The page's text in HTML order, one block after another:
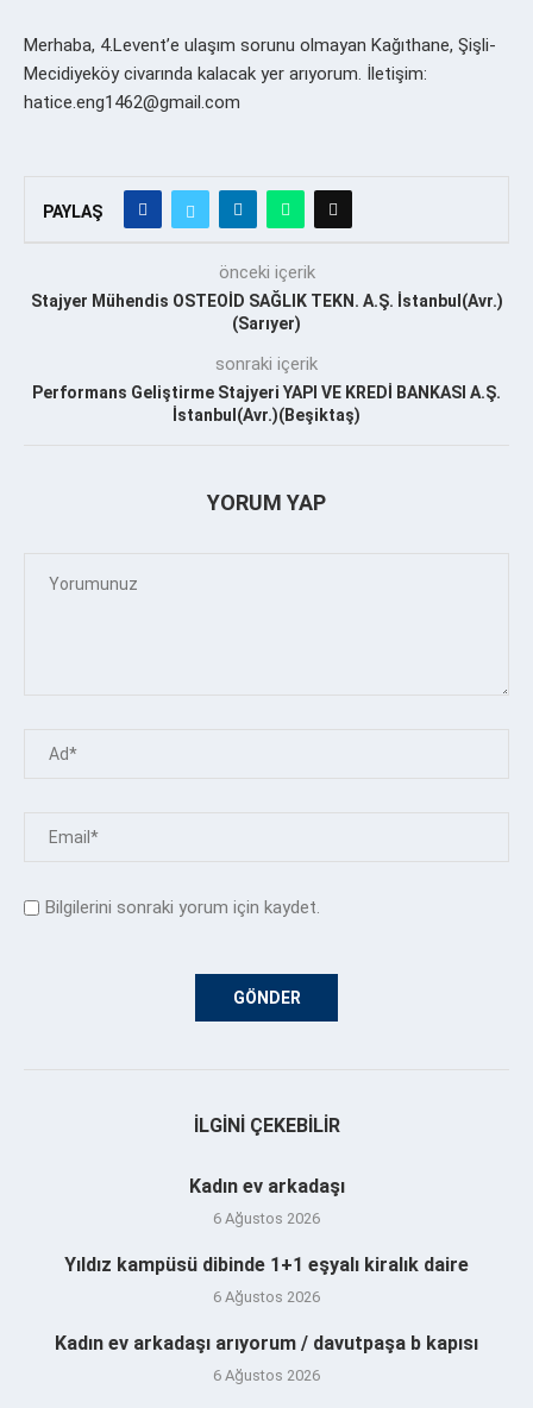
Merhaba, 4.Levent’e ulaşım sorunu olmayan Kağıthane, Şişli-
Mecidiyeköy civarında kalacak yer arıyorum. İletişim:
hatice.eng1462@gmail.com
PAYLAŞ
önceki içerik
Stajyer Mühendis OSTEOİD SAĞLIK TEKN. A.Ş. İstanbul(Avr.)
(Sarıyer)
sonraki içerik
Performans Geliştirme Stajyeri YAPI VE KREDİ BANKASI A.Ş.
İstanbul(Avr.)(Beşiktaş)
YORUM YAP
Bilgilerini sonraki yorum için kaydet.
İLGINI ÇEKEBILIR
Kadın ev arkadaşı
6 Ağustos 2026
Yıldız kampüsü dibinde 1+1 eşyalı kiralık daire
6 Ağustos 2026
Kadın ev arkadaşı arıyorum / davutpaşa b kapısı
6 Ağustos 2026